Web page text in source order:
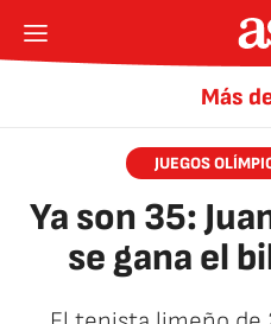
Más
JUEGOS
Ya son 35:
se gana el